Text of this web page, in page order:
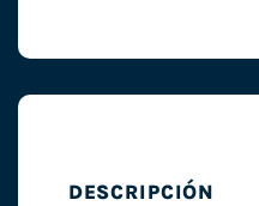
DESCRIPCIÓN